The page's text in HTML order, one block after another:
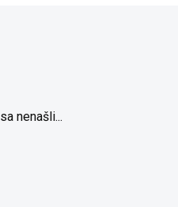
sa nenašli...